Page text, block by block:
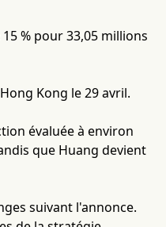
% pour 33,05 millions
Kong le 29 avril.
évaluée à environ
que Huang devient
suivant l'annonce.